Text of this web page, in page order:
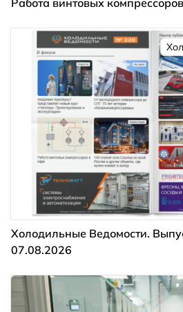
Холодильные Ведомости.
07.08.2026